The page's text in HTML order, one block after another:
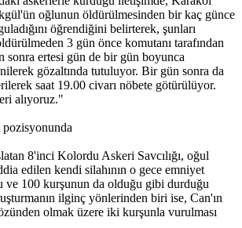
oğlunun öldürülmesinden bir kaç günce
öğrendiğini belirterek, şunları
3 gün önce komutanı tarafından
sonra ertesi gün de bir gün boyunca
gözaltında tutuluyor. Bir gün sonra da
saat 19.00 civarı nöbete götürülüyor.
alıyoruz."
pozisyonunda
8'inci Kolordu Askeri Savcılığı, oğul
edilen kendi silahının o gece emniyet
ve 100 kurşunun da olduğu gibi durduğu
ilginç yönlerinden biri ise, Can'ın
olmak üzere iki kurşunla vurulması